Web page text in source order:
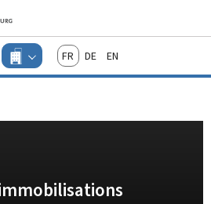
menu principal
au contenu
Guichet.lu
Changer
d'espace
entreprises
FrançaisDeutschEnglish